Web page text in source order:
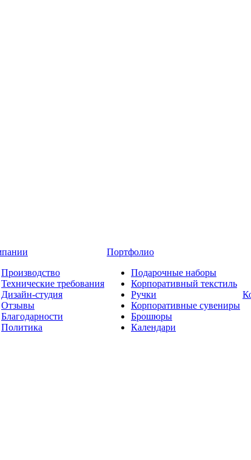
Производство
Технические требования
Дизайн-студия
Отзывы
Благодарности
Политика
Портфолио
Подарочные наборы
Корпоративный текстиль
Ручки
Корпоративные сувениры
Брошюры
Календари